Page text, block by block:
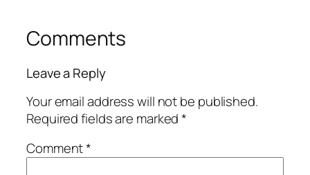
Comments
Leave a Reply
Your email address will not be published.
Required fields are marked*
Comment*